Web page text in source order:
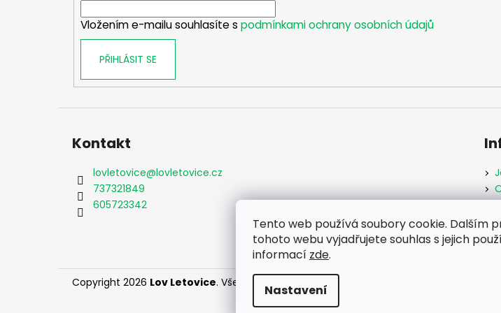
Tento web používá soubory cookie. Dalším
tohoto webu vyjadřujete souhlas s jejich
informací zde.
Nastavení
Vložením e-mailu souhlasíte s podmínkami ochrany osobních údajů
PŘIHLÁSIT SE
Kontakt
lovletovice@lovletovice.cz
737321849
605723342
Copyright 2026 Lov Letovice. Všechna práva vyhrazena.